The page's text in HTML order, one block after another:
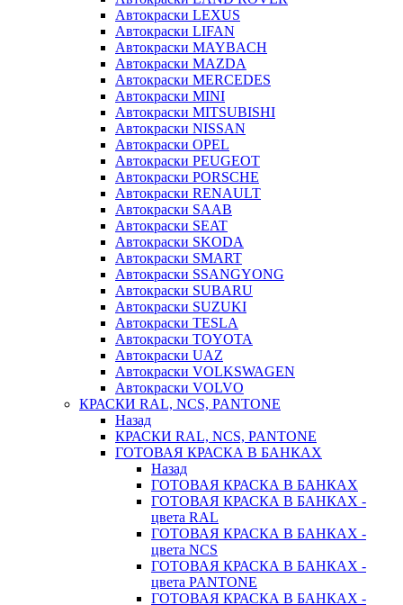
Автокраски LEXUS
Автокраски LIFAN
Автокраски MAYBACH
Автокраски MAZDA
Автокраски MERCEDES
Автокраски MINI
Автокраски MITSUBISHI
Автокраски NISSAN
Автокраски OPEL
Автокраски PEUGEOT
Автокраски PORSCHE
Автокраски RENAULT
Автокраски SAAB
Автокраски SEAT
Автокраски SKODA
Автокраски SMART
Автокраски SSANGYONG
Автокраски SUBARU
Автокраски SUZUKI
Автокраски TESLA
Автокраски TOYOTA
Автокраски UAZ
Автокраски VOLKSWAGEN
Автокраски VOLVO
КРАСКИ RAL, NCS, PANTONE
Назад
КРАСКИ RAL, NCS, PANTONE
ГОТОВАЯ КРАСКА В БАНКАХ
Назад
ГОТОВАЯ КРАСКА В БАНКАХ
ГОТОВАЯ КРАСКА В БАНКАХ -
цвета RAL
ГОТОВАЯ КРАСКА В БАНКАХ -
цвета NCS
ГОТОВАЯ КРАСКА В БАНКАХ -
цвета PANTONE
ГОТОВАЯ КРАСКА В БАНКАХ -